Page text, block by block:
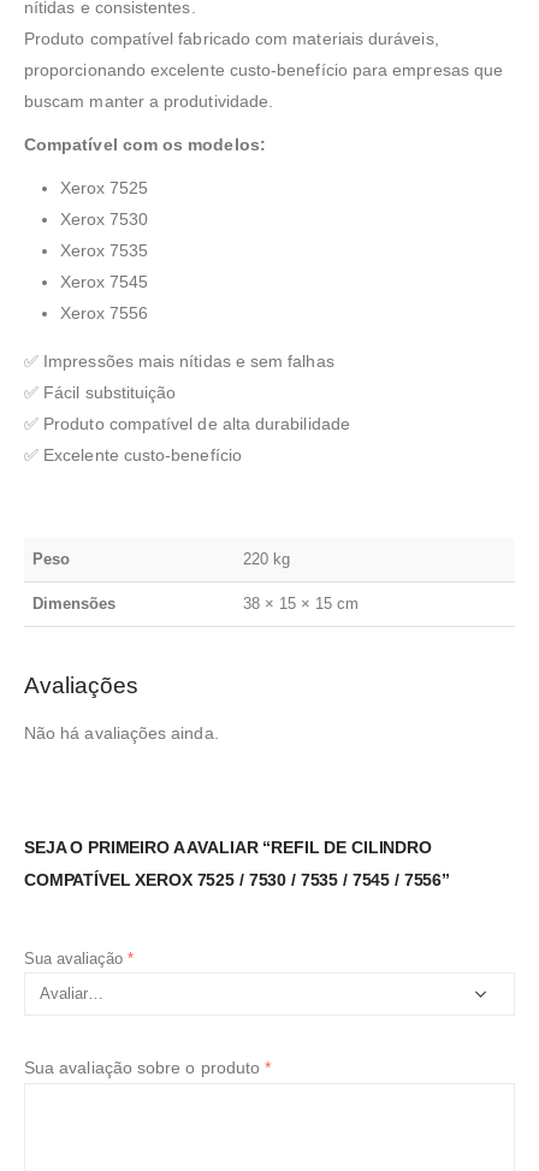
nítidas e consistentes.
Produto compatível fabricado com materiais duráveis,
proporcionando excelente custo-benefício para empresas que
buscam manter a produtividade.
Compatível com os modelos:
Xerox 7525
Xerox 7530
Xerox 7535
Xerox 7545
Xerox 7556
✅ Impressões mais nítidas e sem falhas
✅ Fácil substituição
✅ Produto compatível de alta durabilidade
✅ Excelente custo-benefício
Peso 220 kg
Dimensões 38 × 15 × 15 cm
Avaliações
Não há avaliações ainda.
SEJA O PRIMEIRO A AVALIAR “REFIL DE CILINDRO
COMPATÍVEL XEROX 7525 / 7530 / 7535 / 7545 / 7556”
Sua avaliação *
Sua avaliação sobre o produto*